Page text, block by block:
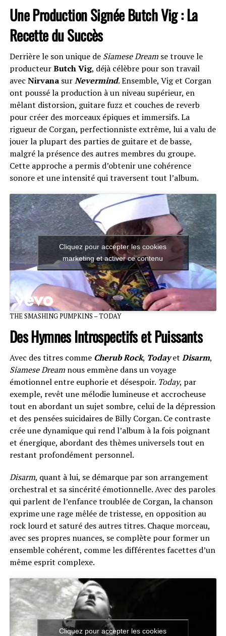
Une Production Signée Butch Vig : La
Recette du Succès
Derrière le son unique de Siamese Dreamse trouve le
producteurButch Vig, déjà célèbre pour son travail
avec NirvanasurNevermind. Ensemble, Vig et Corgan
ont poussé la production à un niveau supérieur, en
mêlant distorsion, guitare fuzz et couches de reverb
pour créer des morceaux épiques et immersifs. La
rigueur de Corgan, perfectionniste extrême, lui a valu de
jouer la plupart des parties de guitare et de basse,
malgré la présence des autres membres du groupe.
Cette approche a permis d’obtenir une cohérence
sonore et une intensité qui traversent tout l’album.
Cliquez pour accepter les cookies
marketing et activer ce contenu
THE SMASHING PUMPKINS – TODAY
Des Hymnes Introspectifs et Puissants
Avec des titres comme Cherub Rock, Todayet Disarm,
Siamese Dreamnous emmène dans un voyage
émotionnel entre euphorie et désespoir. Today, par
exemple, revêt une mélodie lumineuse et accrocheuse
tout en abordant un sujet sombre, celui de la dépression
et des pensées suicidaires de Billy Corgan. Ce contraste
crée une dynamique qui rend l’album à la fois poignant
et énergique, abordant des thèmes universels tout en
restant profondément personnel.
Disarm, quant à lui, se démarque par son arrangement
orchestral et sa sincérité émotionnelle. Avec des paroles
qui parlent de l’enfance troublée de Corgan, la chanson
exprime une rage mêlée de tristesse, en opposition au
rock lourd et saturé des autres titres. Chaque morceau,
avec ses propres nuances, se complète pour former un
ensemble cohérent, comme les différentes facettes d’un
même esprit complexe.
Cliquez pour accepter les cookies